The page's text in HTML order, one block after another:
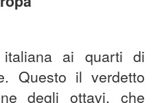
italiana ai quarti di
Questo il verdetto
degli ottavi, che